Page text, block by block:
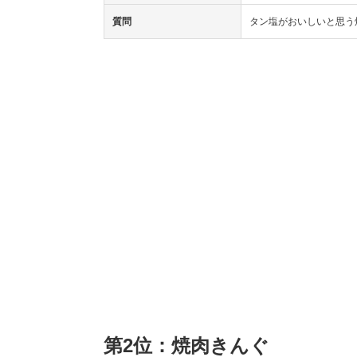
質問 タン塩がおいしいと思
第2位：焼肉きんぐ